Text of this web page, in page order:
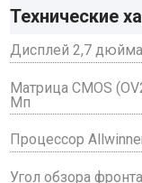
Технические
Дисплей 2,7 дюйма
Матрица CMOS
Мп
Процессор
Угол обзора